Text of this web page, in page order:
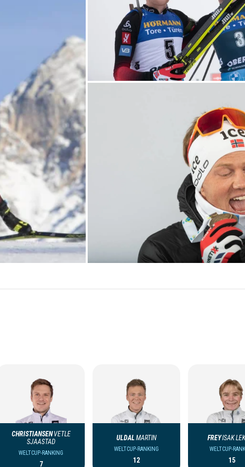
CHRISTIANSEN VETLE
SJAASTAD
WELTCUP-RANKING
7
ULDALMARTIN
WELTCUP-RANKING
12
FREYISAK
WELTCUP-
15